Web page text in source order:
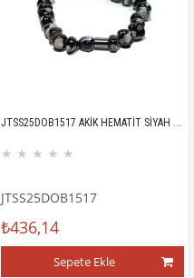
JTSS25DOB1517 AKİK HEMATİT SİYAH JANTİ DOĞALTAŞ BİLEKLİK
★ ★ ★ ★ ★
JTSS25DOB1517
₺436,14
Sepete Ekle